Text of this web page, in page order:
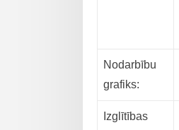
Nodarbību
grafiks:
Izglītības